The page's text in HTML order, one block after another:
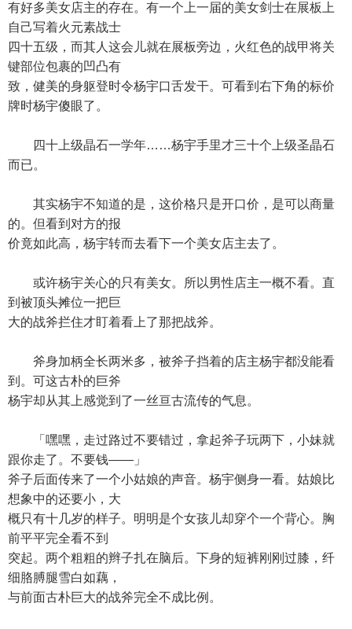
有好多美女店主的存在。有一个上一届的美女剑士在展板上
自己写着火元素战士
四十五级，而其人这会儿就在展板旁边，火红色的战甲将关
键部位包裹的凹凸有
致，健美的身躯登时令杨宇口舌发干。可看到右下角的标价
牌时杨宇傻眼了。
四十上级晶石一学年……杨宇手里才三十个上级圣晶石
而已。
其实杨宇不知道的是，这价格只是开口价，是可以商量
的。但看到对方的报
价竟如此高，杨宇转而去看下一个美女店主去了。
或许杨宇关心的只有美女。所以男性店主一概不看。直
到被顶头摊位一把巨
大的战斧拦住才盯着看上了那把战斧。
斧身加柄全长两米多，被斧子挡着的店主杨宇都没能看
到。可这古朴的巨斧
杨宇却从其上感觉到了一丝亘古流传的气息。
「嘿嘿，走过路过不要错过，拿起斧子玩两下，小妹就
跟你走了。不要钱——」
斧子后面传来了一个小姑娘的声音。杨宇侧身一看。姑娘比
想象中的还要小，大
概只有十几岁的样子。明明是个女孩儿却穿个一个背心。胸
前平平完全看不到
突起。两个粗粗的辫子扎在脑后。下身的短裤刚刚过膝，纤
细胳膊腿雪白如藕，
与前面古朴巨大的战斧完全不成比例。